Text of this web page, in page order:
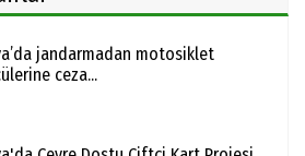
jandarmadan motosiklet
ceza...